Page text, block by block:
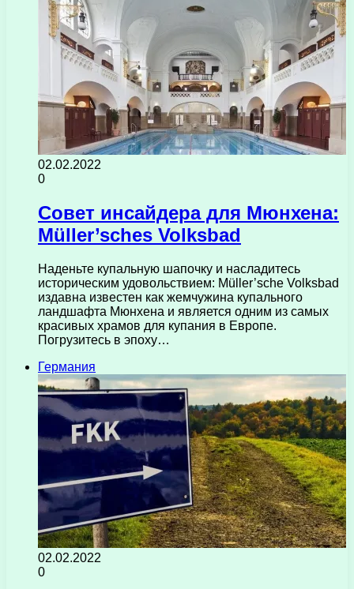
02.02.2022
0
Совет инсайдера для Мюнхена:
Müller’sches Volksbad
Наденьте купальную шапочку и насладитесь
историческим удовольствием: Müller’sche Volksbad
издавна известен как жемчужина купального
ландшафта Мюнхена и является одним из самых
красивых храмов для купания в Европе.
Погрузитесь в эпоху…
Германия
02.02.2022
0